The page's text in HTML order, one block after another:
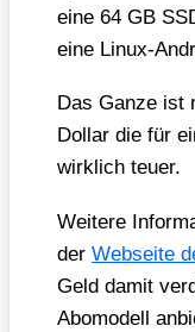
eine 64 GB
eine Linux-
Das Gan­ze ist
Dol­lar die für
wirk­lich teu­er.
Wei­te­re
der Web­sei­te
Geld damit
Abo­mo­dell